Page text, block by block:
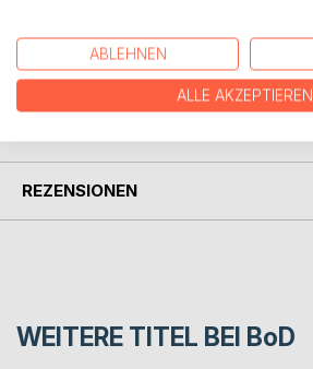
AUTOR/IN
REZENSIONEN
WEITERE TITEL BEI BoD
ABLEHNEN
ALLE AKZEPTIEREN